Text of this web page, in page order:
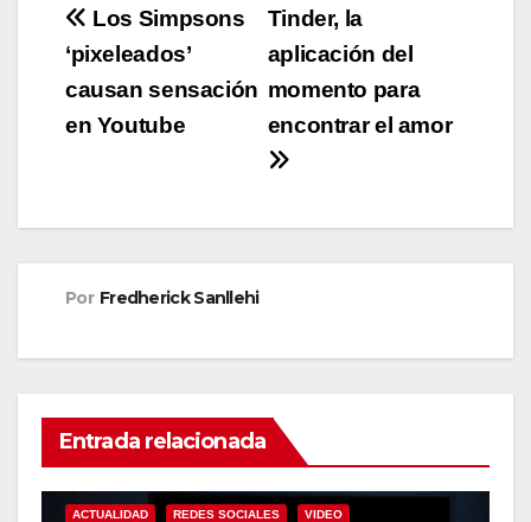
Navegación
de
entradas
Tinder, la
aplicación del
momento para
encontrar el amor
Los Simpsons
‘pixeleados’
causan sensación
en Youtube
Por Fredherick Sanllehi
Entrada relacionada
ACTUALIDAD REDES SOCIALES VIDEO